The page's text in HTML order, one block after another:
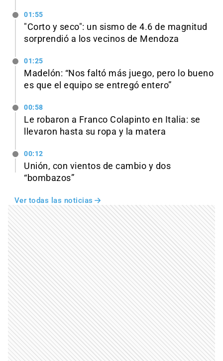
01:55
"Corto y seco": un sismo de 4.6 de magnitud
sorprendió a los vecinos de Mendoza
01:25
Madelón: “Nos faltó más juego, pero lo bueno
es que el equipo se entregó entero”
00:58
Le robaron a Franco Colapinto en Italia: se
llevaron hasta su ropa y la matera
00:12
Unión, con vientos de cambio y dos
“bombazos”
Ver todas las noticias